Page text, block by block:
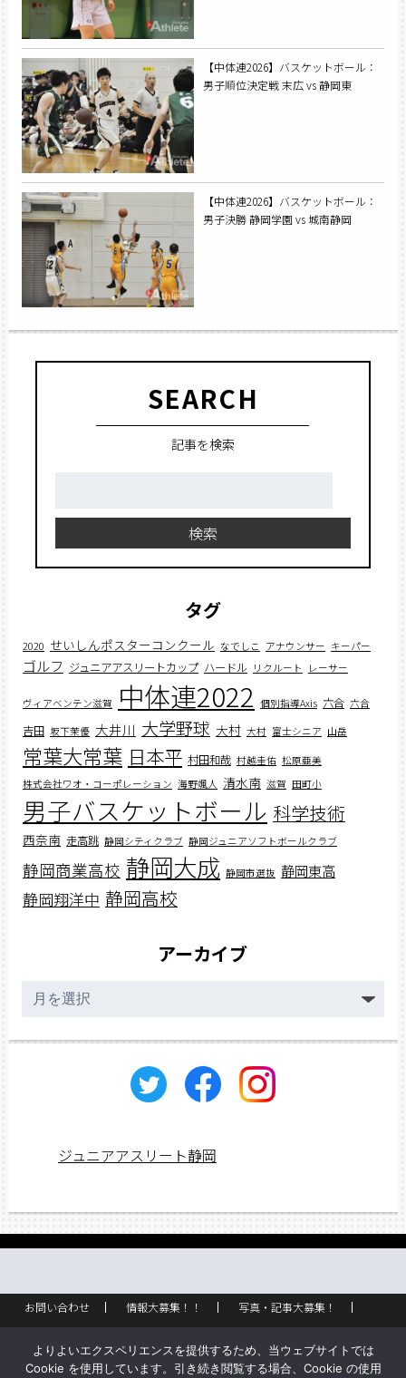
【中体連2026】バスケットボール：
男子順位決定戦 末広 vs 静岡東
【中体連2026】バスケットボール：
男子決勝 静岡学園 vs 城南静岡
SEARCH
記事を検索
検索
タグ
2020 せいしんポスターコンクール なでしこ アナウンサー キーパー
ゴルフ ジュニアアスリートカップ ハードル リクルート レーサー
ヴィアベンテン滋賀 中体連2022 個別指導Axis 六合 六合
吉田 坂下茉優 大井川 大学野球 大村 大村 富士シニア 山岳
常葉大常葉 日本平 村田和哉 村越圭佑 松原亜美
株式会社ワオ・コーポレーション 海野颯人 清水南 滋賀 田町小
男子バスケットボール 科学技術
西奈南 走高跳 静岡シティクラブ 静岡ジュニアソフトボールクラブ
静岡商業高校 静岡大成 静岡市選抜 静岡東高
静岡翔洋中 静岡高校
アーカイブ
ー
ジュニアアスリート静岡
お問い合わせ 情報大募集！！
写真・記事大募集！
企業情報
創刊のご挨拶 サイトポリシー
よりよいエクスペリエンスを提供するため、当ウェブサイトでは
Cookie を使用しています。引き続き閲覧する場合、Cookie の使用